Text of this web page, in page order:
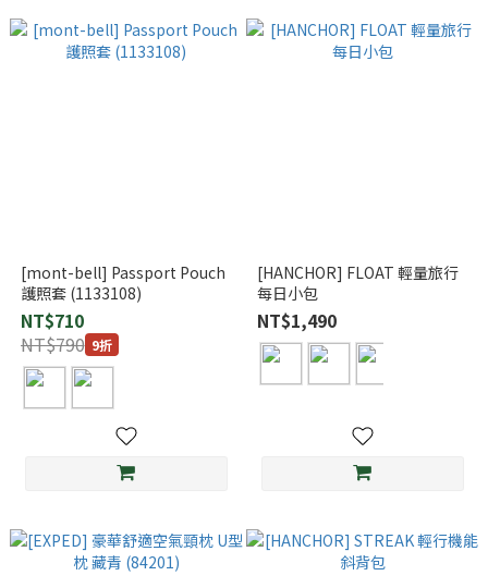
[mont-bell] Passport Pouch
護照套 (1133108)
NT$710
NT$790 9折
[HANCHOR] FLOAT 輕量旅行
每日小包
NT$1,490